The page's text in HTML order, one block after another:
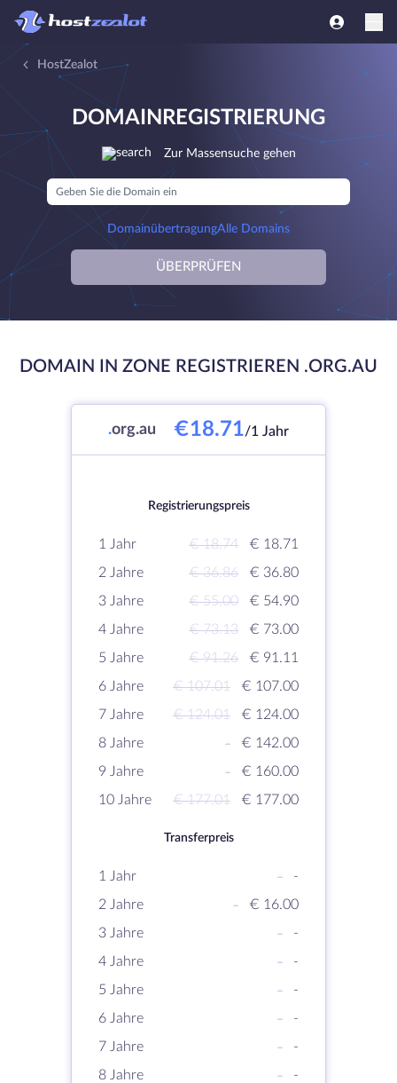
HostZealot
DOMAINREGISTRIERUNG
Zur Massensuche gehen
DomainübertragungAlle Domains
ÜBERPRÜFEN
DOMAIN IN ZONE REGISTRIEREN .ORG.AU
.org.au €18.71/1 Jahr
Registrierungspreis
1 Jahr € 18.74
€ 18.71
2 Jahre
€ 36.86
€ 36.80
3 Jahre
€ 55.00
€ 54.90
4 Jahre
€ 73.13
€ 73.00
5 Jahre
€ 91.26
€ 91.11
6 Jahre
€ 107.01
€ 107.00
7 Jahre
€ 124.01
€ 124.00
8 Jahre
-
€ 142.00
9 Jahre
-
€ 160.00
10 Jahre
€ 177.01 € 177.00
Transferpreis
1 Jahr -
-
2 Jahre
-
€ 16.00
3 Jahre
-
-
4 Jahre
-
-
5 Jahre
-
-
6 Jahre
-
-
7 Jahre
-
-
8 Jahre
-
-